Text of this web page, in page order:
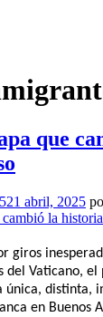
que
21 abril, 2025
giros
del Vaticano, el
única, distinta,
en Buenos